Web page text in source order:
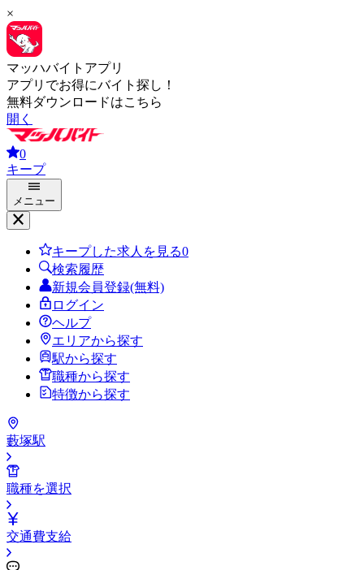
×
マッハバイトアプリ
アプリでお得にバイト探し！
無料ダウンロードはこちら
開く
0
キープ
メニュー
キープした求人を見る0
検索履歴
新規会員登録(無料)
ログイン
ヘルプ
エリアから探す
駅から探す
職種から探す
特徴から探す
藪塚駅
職種を選択
交通費支給